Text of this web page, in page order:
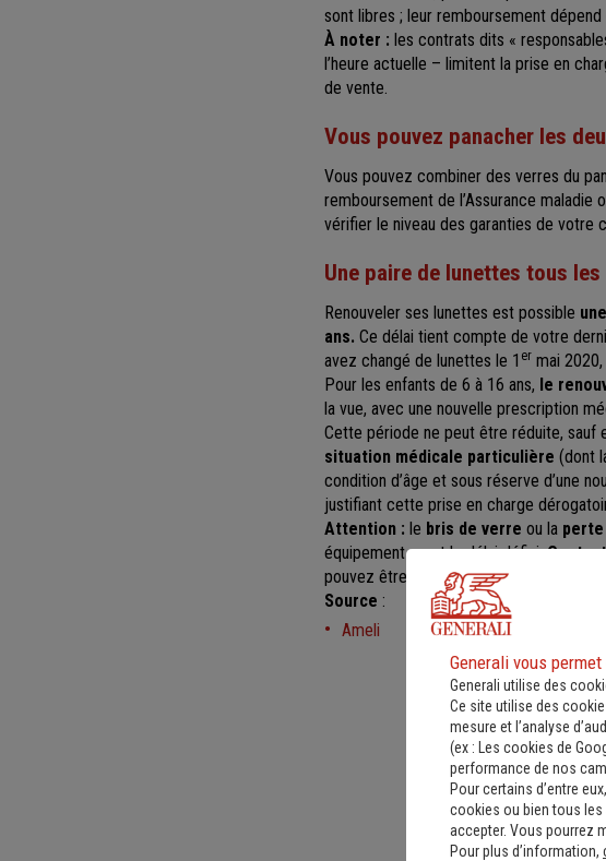
sont libres ; leur remboursement
À noter : les contrats dits «
l’heure actuelle – limitent la prise en
de vente.
Vous pouvez panacher les
Vous pouvez combiner des verres du
remboursement de l’Assurance
vérifier le niveau des garanties de votre
Une paire de lunettes tous les
Renouveler ses lunettes est possible
ans. Ce délai tient compte de votre
avez changé de lunettes le 1 er mai
Pour les enfants de 6 à 16 ans, le
la vue, avec une nouvelle prescription
Cette période ne peut être réduite, sauf
situation médicale particulière (dont
condition d’âge et sous réserve d’une
justifiant cette prise en charge
Attention : le bris de verre ou la perte
équipement avant le délai défini.
pouvez être indemnisé.
Source :
Ameli
Generali vous
Generali utilise des
Ce site utilise des
mesure et l’analyse
(ex :
Les cookies de
performance de nos
Pour certains d’entre
cookies ou bien tous les
accepter. Vous pourrez
Pour plus d’information,